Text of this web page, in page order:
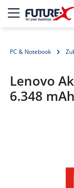
PC & Notebook
Lenovo
6.348